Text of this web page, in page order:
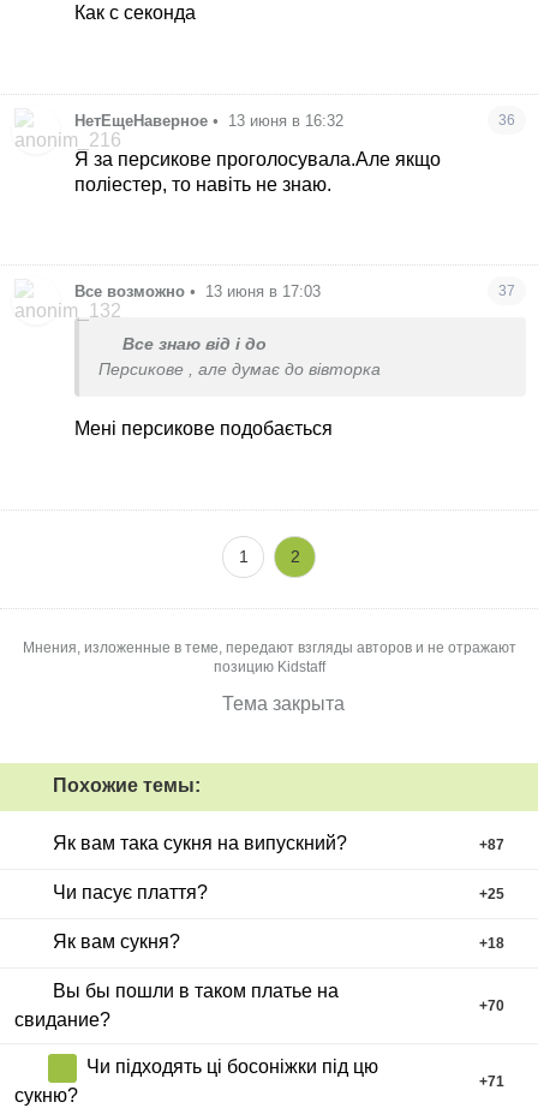
Как с секонда
НетЕщеНаверное • 13 июня в 16:32 36
Я за персикове проголосувала.Але якщо
поліестер, то навіть не знаю.
Все возможно • 13 июня в 17:03 37
Все знаю від і до
Персикове , але думає до вівторка
Мені персикове подобається
1 2
Мнения, изложенные в теме, передают взгляды авторов и не отражают
позицию Kidstaff
Тема закрыта
Похожие темы:
Як вам така сукня на випускний? +87
Чи пасує плаття? +25
Як вам сукня? +18
Вы бы пошли в таком платье на
свидание?
+70
Чи підходять ці босоніжки під цю
сукню?
+71